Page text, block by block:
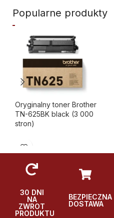
Popularne produkty
Oryginalny toner Brother
TN-625BK black (3 000
stron)
30 DNI
NA
ZWROT
PRODUKTU
BEZPIECZNA
DOSTAWA